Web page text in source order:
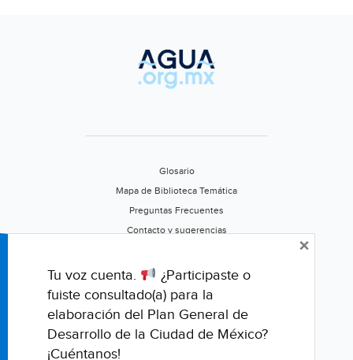
Glosario
Mapa de Biblioteca Temática
Preguntas Frecuentes
Contacto y sugerencias
Califica este portal
Tu voz cuenta.
¿Participaste o
fuiste consultado(a) para la
elaboración del Plan General de
Desarrollo de la Ciudad de México?
¡Cuéntanos!
×